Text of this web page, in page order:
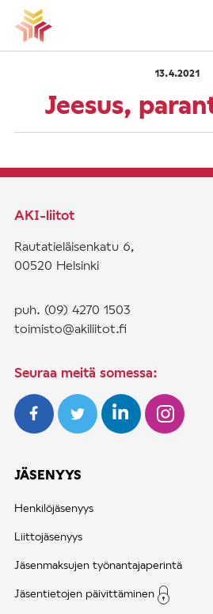
Vieritä
sisältöön
Etusivu
13.4.2021
Jeesus,
AKI-liitot
Rautatieläisenkatu 6,
00520 Helsinki
puh. (09) 4270 1503
toimisto@akiliitot.fi
Seuraa meitä somessa:
JÄSENYYS
Henkilöjäsenyys
Liittojäsenyys
Jäsenmaksujen työnantajaperintä
Jäsentietojen päivittäminen